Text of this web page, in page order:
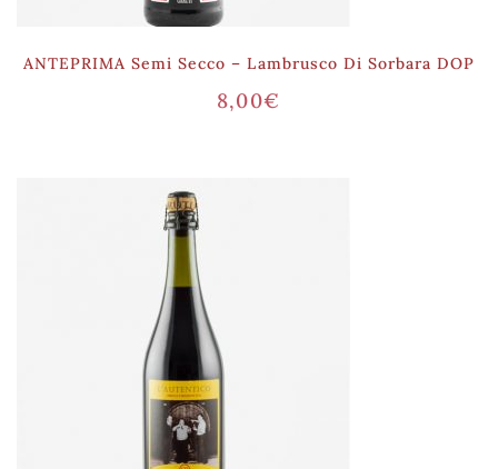
ANTEPRIMA Semi Secco – Lambrusco Di Sorbara DOP
8,00€